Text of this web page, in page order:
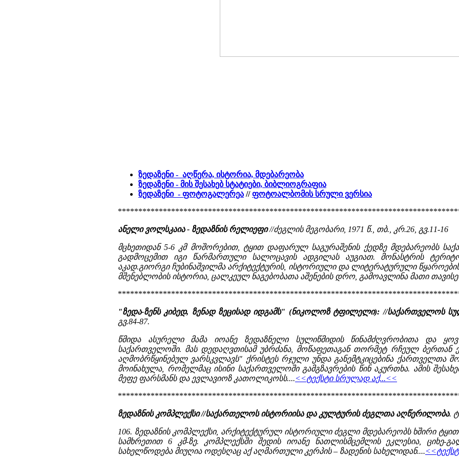
ზედაზენი - აღწერა, ისტორია, მდებარეობა
ზედაზენი - მის შესახებ სტატიები, ბიბლიოგრაფია
ზედაზენი - ფოტოგალერეა // ფოტოალბომის სრული ვერსია
ანელი ვოლსკაია - ზედაზნის რელიეფი//ძეგლის მეგობარი, 1971 წ., თბ., კრ.26, გვ.11-16
მცხეთიდან 5-6 კმ მოშორებით, ტყით დაფარულ საგურაშენის ქედზე მდებარეობს
გადმოცემით იგი წარმართული სალოცავის ადგილას აუგიათ. მონასტრის
აკად.გიორგი ჩუბინაშვილმა არქიტექტურის, ისტორიული და ლიტერატურული
მშენებლობის ისტორია, ცალკეულ ნაგებობათა აშენების დრო, გამოავლინა მათი
"ზედა-ზენს კიბედ, ზენად ზეცისად იდგამს" (ნიკოლოზ ტფილელი): //საქართველოს
გვ.84-87.
წმიდა ასურელი მამა იოანე ზედაზნელი სულიწმიდის წინამძღვრობითა და
საქართველოში. მას დედაღვთისამ უბრძანა, მოწაფეთაგან თორმეტ რჩეულ
აღმობრწყინებულ ვარსკვლავს" ქრისტეს რჯული უნდა განემტკიცებინა ქართველთა
მოინახულა, რომელმაც ისინი საქართველოში გამგზავრების წინ აკურთხა. ამის
მეფე ფარსმანს და ევლავიოზ კათოლიკოსს....<<ტექსტი სრულად აქ...<<
ზედაზნის კომპლექსი //საქართელოს ისტორიისა და კულტურის ძეგლთა აღწერილობა.
106. ზედაზნის კომპლექსი, არქიტექტურულ ისტორიული ძეგლი მდებარეობს ხშირი
სამხრეთით 6 კმ-ზე. კომპლექსში შედის იოანე ნათლისმცემლის ეკლესია, ციხე-
სახელწოდება მიუღია ოდესღაც აქ აღმართული კერპის – ზადენის სახელიდან....